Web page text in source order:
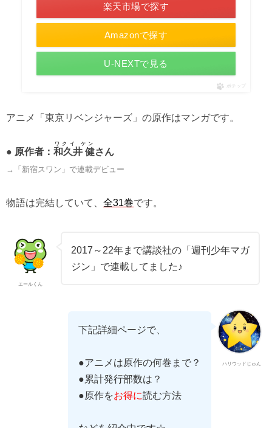
楽天市場で探す
Amazonで探す
U-NEXTで見る
ポチップ
アニメ「東京リベンジャーズ」の原作はマンガです。
● 原作者： 和久井 健
ワクイ ケン
さん
→「新宿スワン」で連載デビュー
物語は完結していて、 全31巻です。
エールくん
2017～22年まで講談社の「週刊少年マガ
ジン」で連載してました♪
ハリウッドじゅん
下記詳細ページで、
●アニメは原作の何巻まで？
●累計発行部数は？
●原作をお得に読む方法